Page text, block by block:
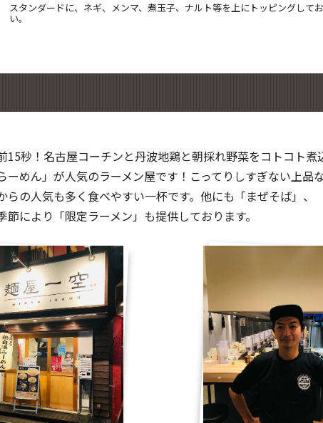
スタンダードに、ネギ、メンマ、煮玉子、ナルト等を上にトッピングして
い。
15秒！名古屋コーチンと丹波地鶏と朝採れ野菜をコトコト煮
ーめん」が人気のラーメン屋です！こってりしすぎない上品
らの人気も多く食べやすい一杯です。他にも「まぜそば」、
節により「限定ラーメン」も提供しております。